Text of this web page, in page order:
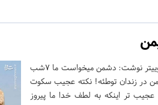
به گزارش حلقه وصل، یک کاربر فضای مجازی در توییتر نوشت: ‏دشمن میخواست ما ۷شب
ولی خدا آنرا ۷سال قرار داد. ۷سال یمن در زندان توطئه! نکته عجیب سکوت
تر اینکه به لطف خدا ما پیروز